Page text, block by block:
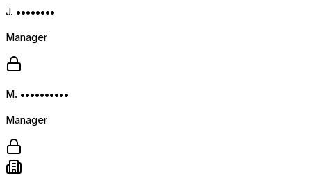
J. ••••••••
Manager
M. ••••••••••
Manager